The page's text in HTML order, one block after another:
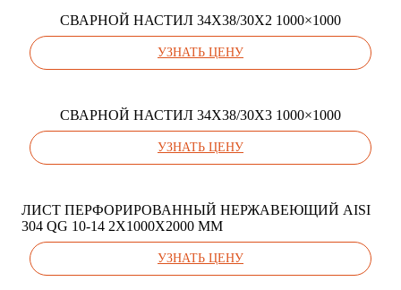
СВАРНОЙ НАСТИЛ 34X38/30Х2 1000×1000
УЗНАТЬ ЦЕНУ
СВАРНОЙ НАСТИЛ 34X38/30Х3 1000×1000
УЗНАТЬ ЦЕНУ
ЛИСТ ПЕРФОРИРОВАННЫЙ НЕРЖАВЕЮЩИЙ AISI
304 QG 10-14 2Х1000Х2000 ММ
УЗНАТЬ ЦЕНУ